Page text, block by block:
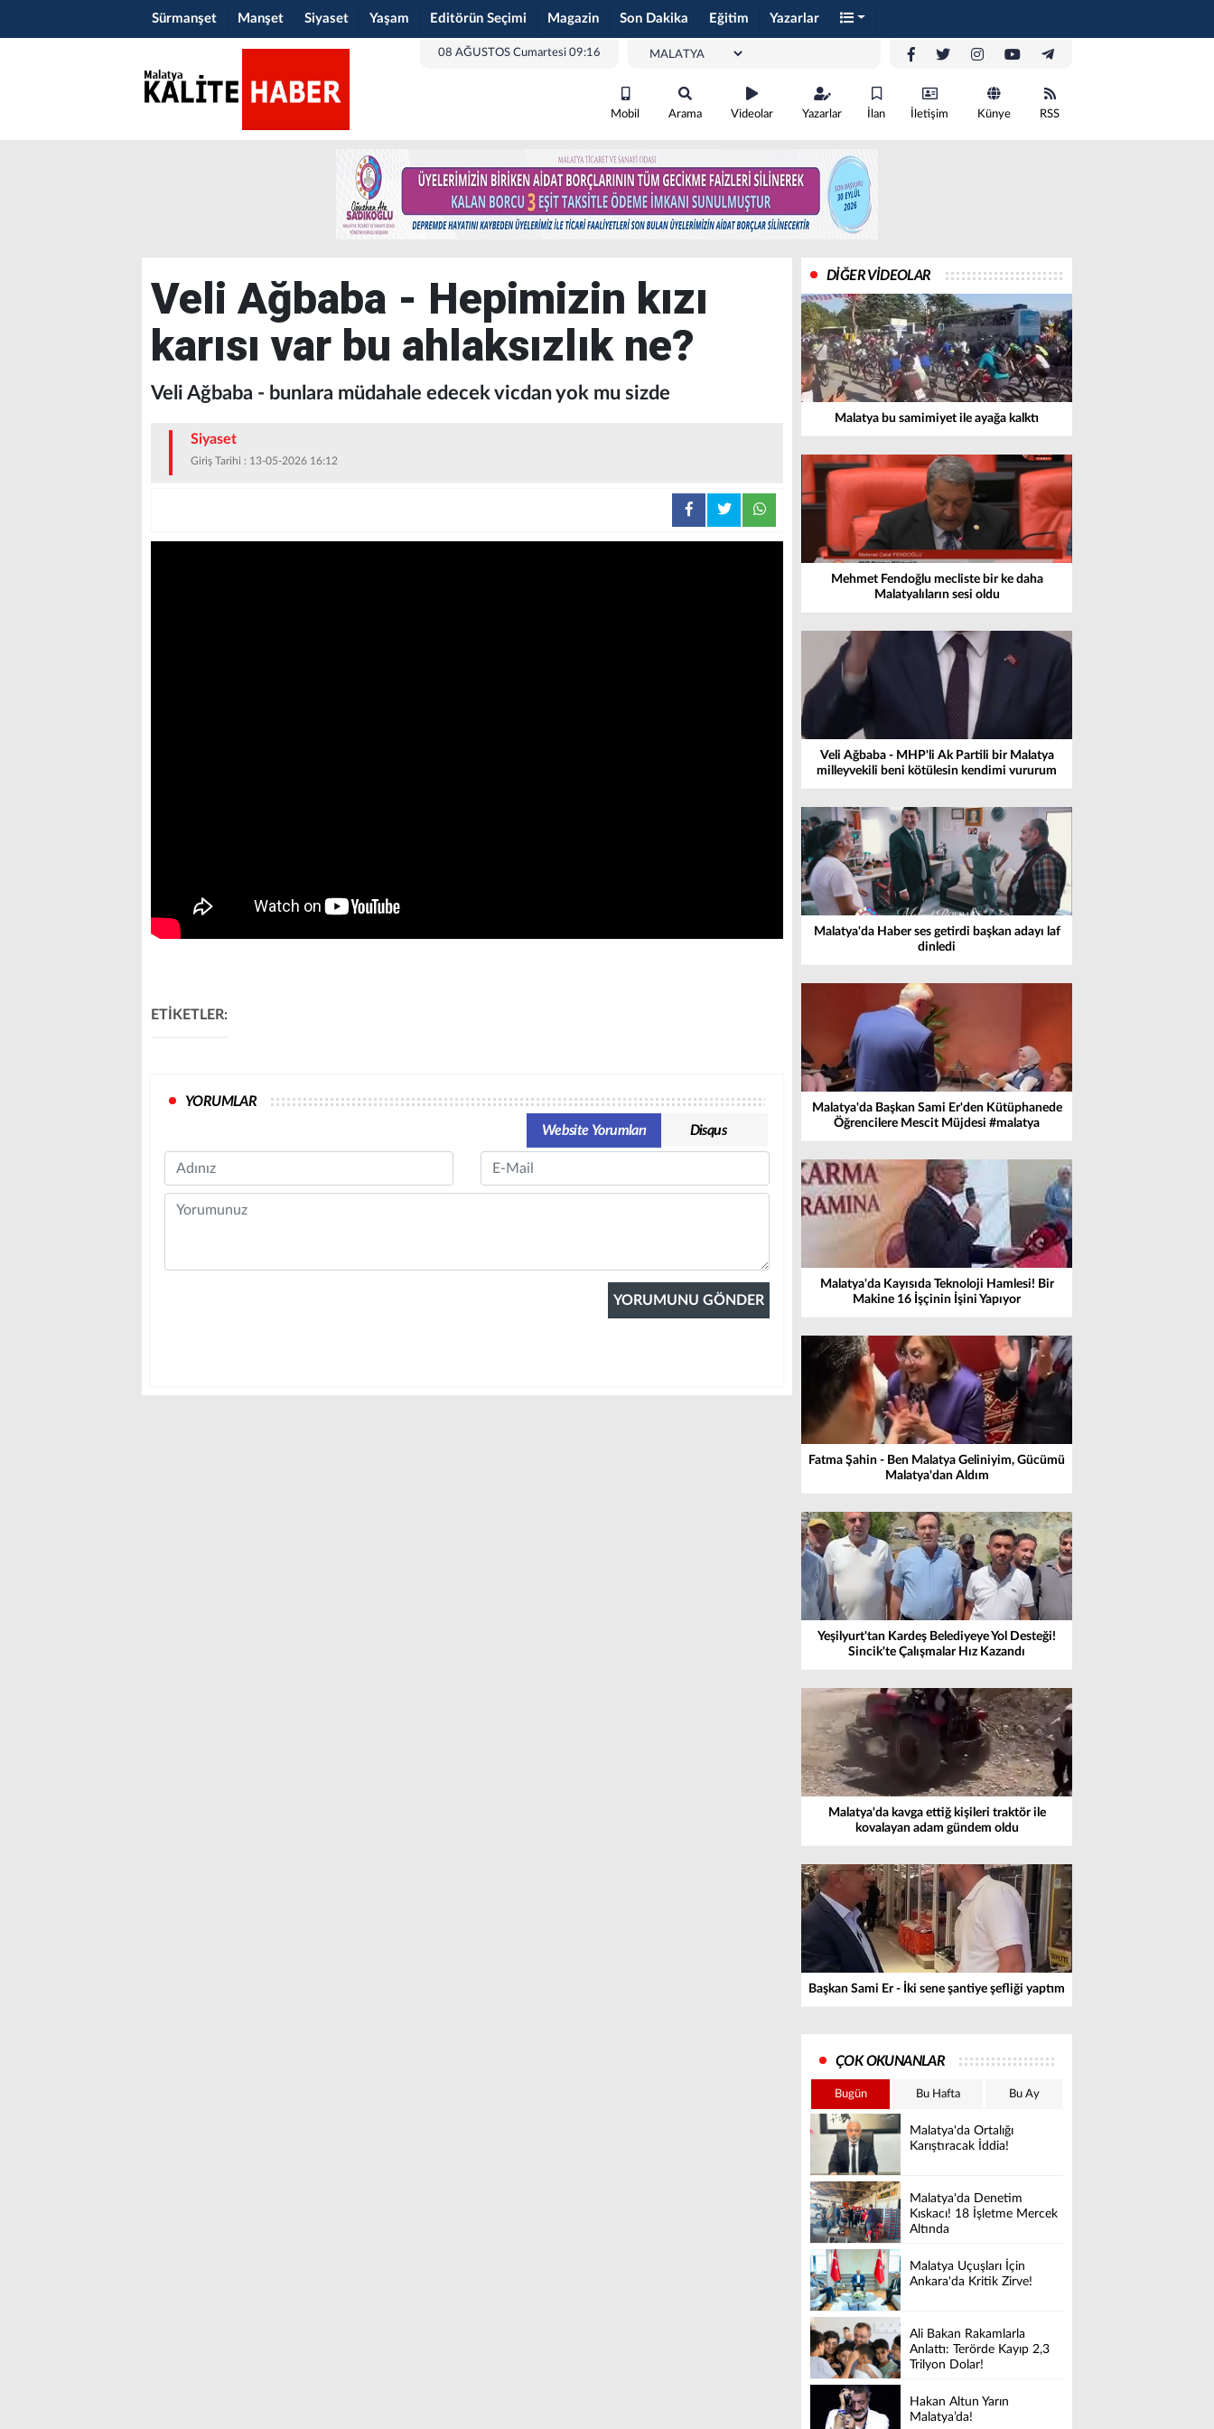
Sürmanşet Manşet Siyaset Yaşam Editörün Seçimi Magazin Son Dakika Eğitim Yazarlar
08 AĞUSTOS Cumartesi 09:16
Mobil Arama Videolar Yazarlar İlan İletişim Künye RSS
Veli Ağbaba - Hepimizin kızı
karısı var bu ahlaksızlık ne?
Veli Ağbaba - bunlara müdahale edecek vicdan yok mu sizde
Siyaset
Giriş Tarihi : 13-05-2026 16:12
ETİKETLER:
YORUMLAR
Website Yorumları
Disqus
Name Email
Comment
DİĞER VİDEOLAR
Malatya bu samimiyet ile ayağa kalktı
Mehmet Fendoğlu mecliste bir ke daha
Malatyalıların sesi oldu
Veli Ağbaba - MHP'li Ak Partili bir Malatya
milleyvekili beni kötülesin kendimi vururum
Malatya'da Haber ses getirdi başkan adayı laf
dinledi
Malatya'da Başkan Sami Er'den Kütüphanede
Öğrencilere Mescit Müjdesi #malatya
Malatya'da Kayısıda Teknoloji Hamlesi! Bir
Makine 16 İşçinin İşini Yapıyor
Fatma Şahin - Ben Malatya Geliniyim, Gücümü
Malatya'dan Aldım
Yeşilyurt'tan Kardeş Belediyeye Yol Desteği!
Sincik'te Çalışmalar Hız Kazandı
Malatya'da kavga ettiğ kişileri traktör ile
kovalayan adam gündem oldu
Başkan Sami Er - İki sene şantiye şefliği yaptım
ÇOK OKUNANLAR
Bugün Bu Hafta Bu Ay
Malatya'da Ortalığı
Karıştıracak İddia!
Malatya'da Denetim
Kıskacı! 18 İşletme Mercek
Altında
Malatya Uçuşları İçin
Ankara'da Kritik Zirve!
Ali Bakan Rakamlarla
Anlattı: Terörde Kayıp 2,3
Trilyon Dolar!
Hakan Altun Yarın
Malatya’da!